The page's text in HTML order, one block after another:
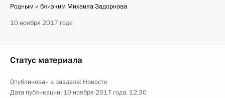
Родным и близким Михаила Задорнова
10 ноября 2017 года
Статус материала
Опубликован в разделе: Новости
Дата публикации: 10 ноября 2017 года, 12:30